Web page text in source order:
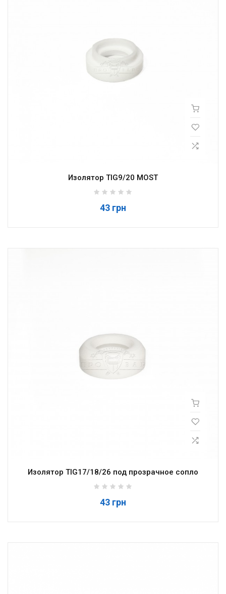
Изолятор TIG9/20 MOST
43 грн
Изолятор TIG17/18/26 под прозрачное сопло
43 грн